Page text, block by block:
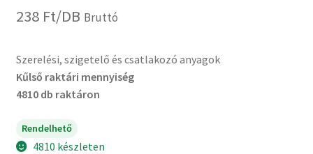
238 Ft/DB Bruttó
Szerelési, szigetelő és csatlakozó anyagok
Kűlső raktári mennyiség
4810 db raktáron
Rendelhető
4810 készleten